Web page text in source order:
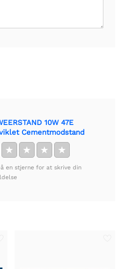
10W 47E
Cementmodstand
★ ★ ★ ★
en stjerne for at skrive din